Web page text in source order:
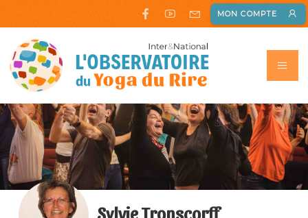
MON COMPTE
Sylvie Tronscorff